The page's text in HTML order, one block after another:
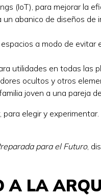
(IoT), para mejorar la
abanico de diseños
a modo de evitar
utilidades en todas las
ocultos y otros
joven a una pareja
elegir y
para el Futuro,
A LA